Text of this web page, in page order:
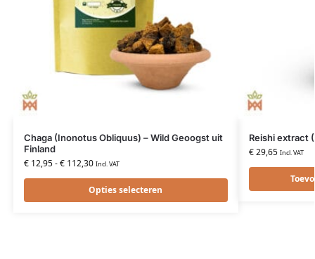
Chaga (Inonotus Obliquus) – Wild Geoogst uit
Finland
€12,95-€112,30 Incl. VAT
Opties selecteren
Reishi extract
€29,65 Incl. VAT